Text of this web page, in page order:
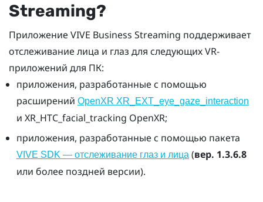
Streaming?
Приложение VIVE Business Streaming поддерживает
отслеживание лица и глаз для следующих VR-
приложений для ПК:
приложения, разработанные с помощью
расширений OpenXR XR_EXT_eye_gaze_interaction
и XR_HTC_facial_tracking OpenXR;
приложения, разработанные с помощью пакета
VIVE SDK — отслеживание глаз и лица(вер. 1.3.6.8
или более поздней версии).